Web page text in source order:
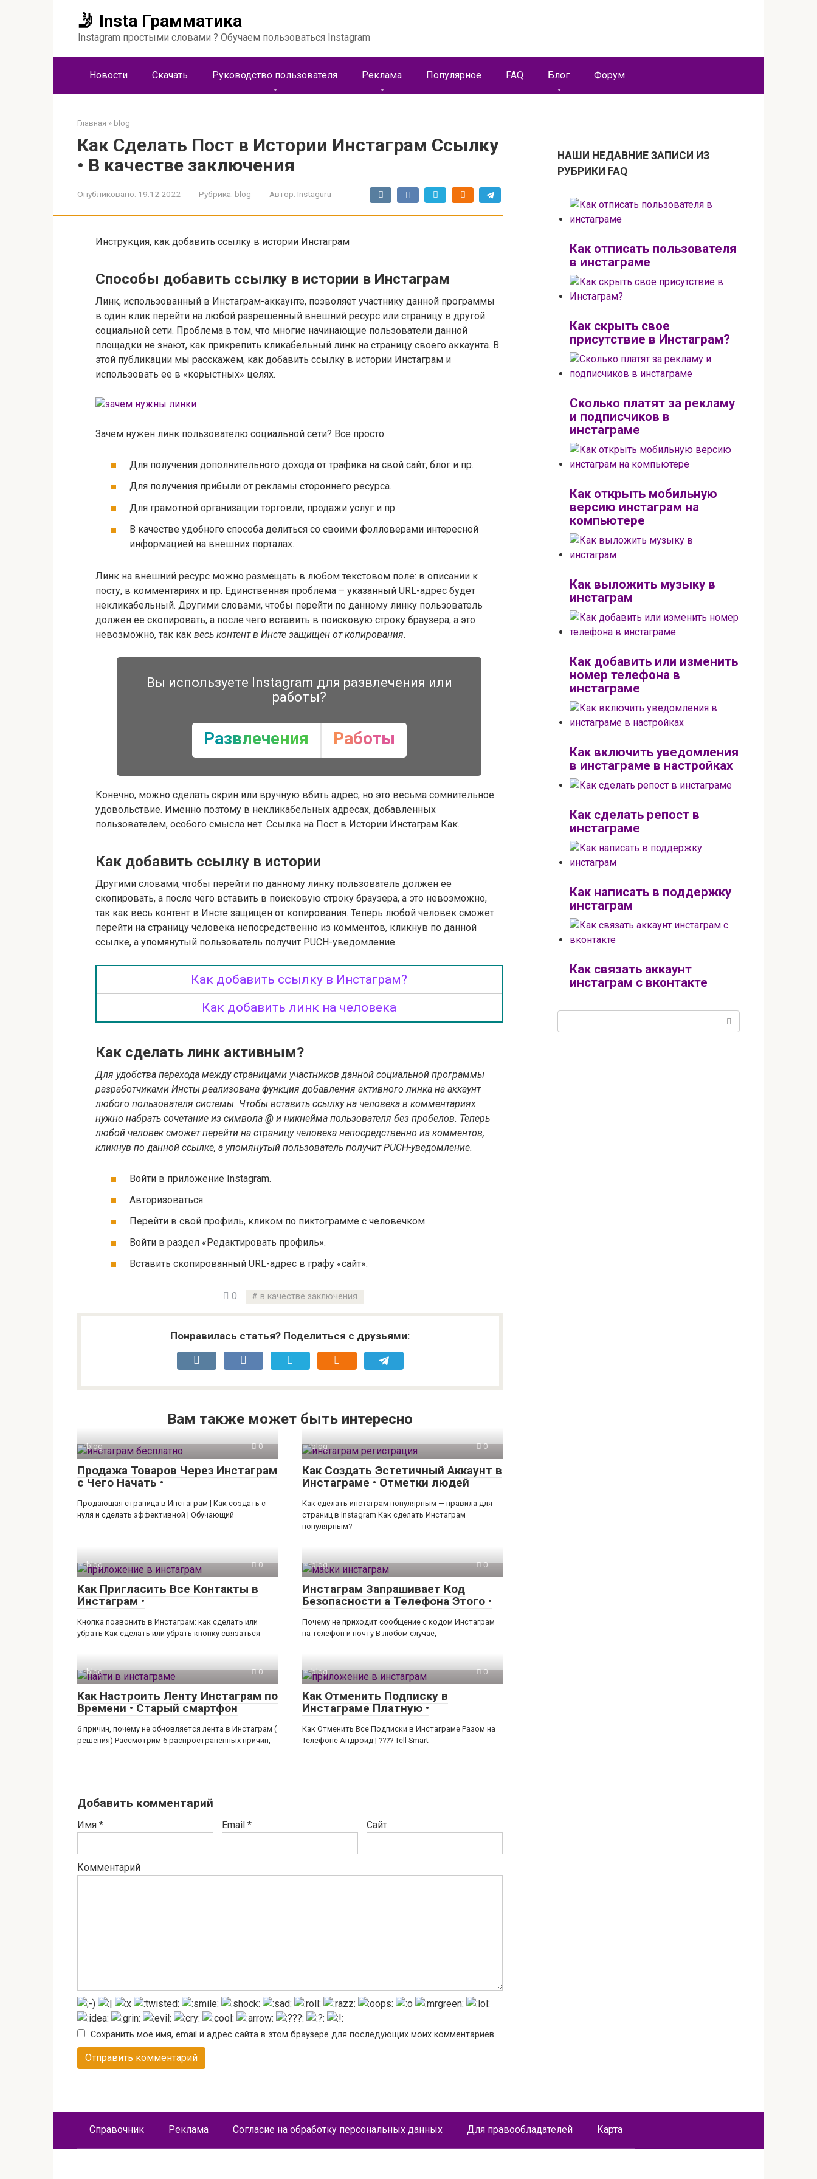
🤳 Insta Грамматика
Instagram простыми словами ? Обучаем пользоваться Instagram
Новости Скачать Руководство пользователя Реклама Популярное FAQ Блог Форум
Главная » blog
Как Сделать Пост в Истории Инстаграм Ссылку
• В качестве заключения
Опубликовано: 19.12.2022 Рубрика: blog Автор: Instaguru
Инструкция, как добавить ссылку в истории Инстаграм
Способы добавить ссылку в истории в Инстаграм
Линк, использованный в Инстаграм-аккаунте, позволяет участнику данной программы
в один клик перейти на любой разрешенный внешний ресурс или страницу в другой
социальной сети. Проблема в том, что многие начинающие пользователи данной
площадки не знают, как прикрепить кликабельный линк на страницу своего аккаунта. В
этой публикации мы расскажем, как добавить ссылку в истории Инстаграм и
использовать ее в «корыстных» целях.
Зачем нужен линк пользователю социальной сети? Все просто:
Для получения дополнительного дохода от трафика на свой сайт, блог и пр.
Для получения прибыли от рекламы стороннего ресурса.
Для грамотной организации торговли, продажи услуг и пр.
В качестве удобного способа делиться со своими фолловерами интересной
информацией на внешних порталах.
Линк на внешний ресурс можно размещать в любом текстовом поле: в описании к
посту, в комментариях и пр. Единственная проблема – указанный URL-адрес будет
некликабельный. Другими словами, чтобы перейти по данному линку пользователь
должен ее скопировать, а после чего вставить в поисковую строку браузера, а это
невозможно, так как весь контент в Инсте защищен от копирования.
Вы используете Instagram для развлечения или
работы?
Развлечения Работы
Конечно, можно сделать скрин или вручную вбить адрес, но это весьма сомнительное
удовольствие. Именно поэтому в некликабельных адресах, добавленных
пользователем, особого смысла нет. Ссылка на Пост в Истории Инстаграм Как.
Как добавить ссылку в истории
Другими словами, чтобы перейти по данному линку пользователь должен ее
скопировать, а после чего вставить в поисковую строку браузера, а это невозможно,
так как весь контент в Инсте защищен от копирования. Теперь любой человек сможет
перейти на страницу человека непосредственно из комментов, кликнув по данной
ссылке, а упомянутый пользователь получит PUCH-уведомление.
Как добавить ссылку в Инстаграм?
Как добавить линк на человека
Как сделать линк активным?
Для удобства перехода между страницами участников данной социальной программы
разработчиками Инсты реализована функция добавления активного линка на аккаунт
любого пользователя системы. Чтобы вставить ссылку на человека в комментариях
нужно набрать сочетание из символа @ и никнейма пользователя без пробелов. Теперь
любой человек сможет перейти на страницу человека непосредственно из комментов,
кликнув по данной ссылке, а упомянутый пользователь получит PUCH-уведомление.
Войти в приложение Instagram.
Авторизоваться.
Перейти в свой профиль, кликом по пиктограмме с человечком.
Войти в раздел «Редактировать профиль».
Вставить скопированный URL-адрес в графу «сайт».
0 в качестве заключения
Понравилась статья? Поделиться с друзьями:
Вам также может быть интересно
blog 0
Продажа Товаров Через Инстаграм
с Чего Начать •
Продающая страница в Инстаграм | Как создать с
нуля и сделать эффективной | Обучающий
blog 0
Как Создать Эстетичный Аккаунт в
Инстаграме • Отметки людей
Как сделать инстаграм популярным — правила для
страниц в Instagram Как сделать Инстаграм
популярным?
blog 0
Как Пригласить Все Контакты в
Инстаграм •
Кнопка позвонить в Инстаграм: как сделать или
убрать Как сделать или убрать кнопку связаться
blog 0
Инстаграм Запрашивает Код
Безопасности а Телефона Этого •
Почему не приходит сообщение с кодом Инстаграм
на телефон и почту В любом случае,
blog 0
Как Настроить Ленту Инстаграм по
Времени • Старый смартфон
6 причин, почему не обновляется лента в Инстаграм (
решения) Рассмотрим 6 распространенных причин,
blog 0
Как Отменить Подписку в
Инстаграме Платную •
Как Отменить Все Подписки в Инстаграме Разом на
Телефоне Андроид | ???? Tell Smart
Добавить комментарий
Имя * Email * Сайт
Комментарий
Сохранить моё имя, email и адрес сайта в этом браузере для последующих моих комментариев.
НАШИ НЕДАВНИЕ ЗАПИСИ ИЗ
РУБРИКИ FAQ
Как отписать пользователя
в инстаграме
Как скрыть свое
присутствие в Инстаграм?
Сколько платят за рекламу
и подписчиков в
инстаграме
Как открыть мобильную
версию инстаграм на
компьютере
Как выложить музыку в
инстаграм
Как добавить или изменить
номер телефона в
инстаграме
Как включить уведомления
в инстаграме в настройках
Как сделать репост в
инстаграме
Как написать в поддержку
инстаграм
Как связать аккаунт
инстаграм с вконтакте
Справочник Реклама Согласие на обработку персональных данных Для правообладателей Карта